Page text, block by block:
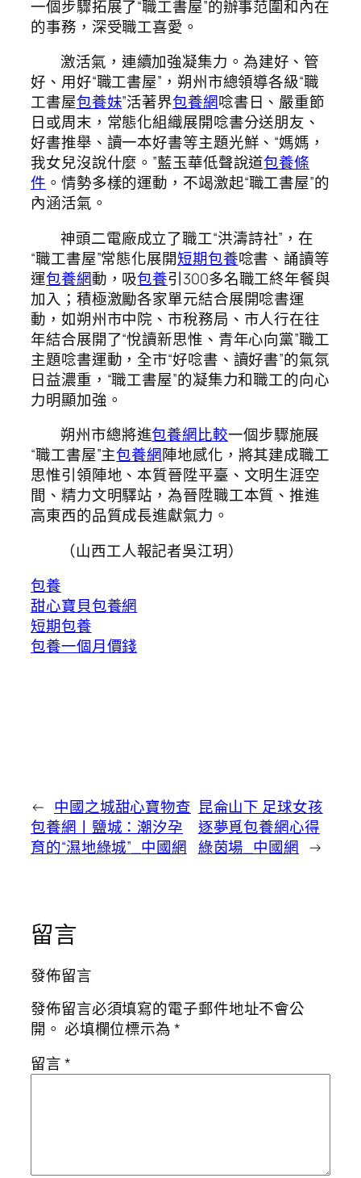
一個步驟拓展了“職工書屋”的辦事范圍和內在
的事務，深受職工喜愛。
激活氣，連續加強凝集力。為建好、管
好、用好“職工書屋”，朔州市總領導各級“職
工書屋包養妹”活著界包養網唸書日、嚴重節
日或周末，常態化組織展開唸書分送朋友、
好書推舉、讀一本好書等主題光鮮、“媽媽，
我女兒沒說什麼。”藍玉華低聲說道包養條
件 。情勢多樣的運動，不竭激起“職工書屋”的
內涵活氣。
神頭二電廠成立了職工“洪濤詩社”，在
“職工書屋”常態化展開短期包養唸書、誦讀等
運包養網動，吸包養引300多名職工終年餐與
加入；積極激勵各家單元結合展開唸書運
動，如朔州市中院、市稅務局、市人行在往
年結合展開了“悅讀新思惟、青年心向黨”職工
主題唸書運動，全市“好唸書、讀好書”的氣氛
日益濃重，“職工書屋”的凝集力和職工的向心
力明顯加強。
朔州市總將進包養網比較一個步驟施展
“職工書屋”主包養網陣地感化，將其建成職工
思惟引領陣地、本質晉陞平臺、文明生涯空
間、精力文明驛站，為晉陞職工本質、推進
高東西的品質成長進獻氣力。
（山西工人報記者吳江玥）
包養
甜心寶貝包養網
短期包養
包養一個月價錢
← 中國之城甜心寶物查
包養網丨鹽城：潮汐孕
育的“濕地綠城”_中國網
昆侖山下 足球女孩
逐夢覓包養網心得
綠茵場_中國網 →
留言
發佈留言
發佈留言必須填寫的電子郵件地址不會公
開。 必填欄位標示為*
留言*